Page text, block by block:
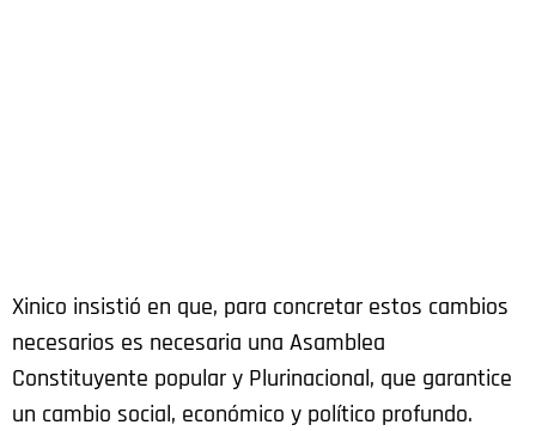
Xinico insistió en que, para concretar estos cambios
necesarios es necesaria una Asamblea
Constituyente popular y Plurinacional, que garantice
un cambio social, económico y político profundo.